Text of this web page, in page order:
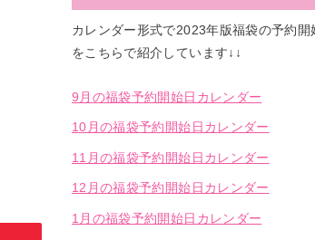
カレンダー形式で2023年版福袋の予約開
をこちらで紹介しています↓↓
9月の福袋予約開始日カレンダー
10月の福袋予約開始日カレンダー
11月の福袋予約開始日カレンダー
12月の福袋予約開始日カレンダー
1月の福袋予約開始日カレンダー